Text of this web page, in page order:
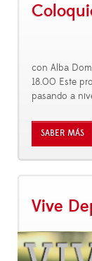
con Alba
18.00 Este
pasando a
SABER MÁS
Vive